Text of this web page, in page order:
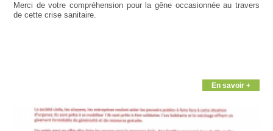
Merci de votre compréhension pour la gêne occasionnée au travers
de cette crise sanitaire.
En savoir +